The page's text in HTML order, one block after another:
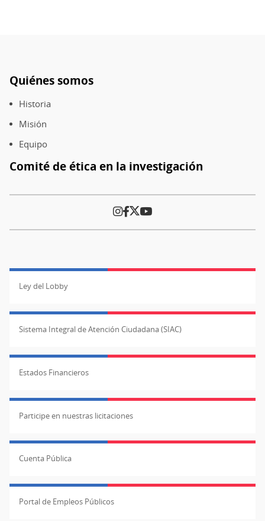
Pie
de
página
Quiénes somos
Historia
Misión
Equipo
Comité de ética en la investigación
Ley del Lobby
Sistema Integral de Atención Ciudadana (SIAC)
Estados Financieros
Participe en nuestras licitaciones
Cuenta Pública
Portal de Empleos Públicos